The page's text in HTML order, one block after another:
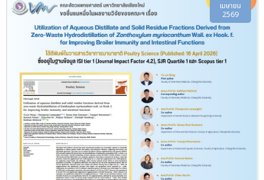
เมษายน
2569